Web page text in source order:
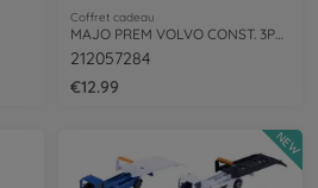
Coffret cadeau
MAJO PREM VOLVO CONST. 3PCS ASST
212057284
€12.99
NEW